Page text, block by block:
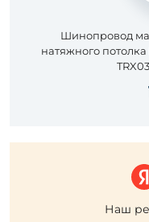
Шинопровод
натяжного
Наш